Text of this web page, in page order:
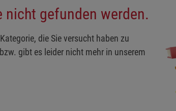
nicht gefunden werden.
die Sie versucht haben zu
gibt es leider nicht mehr in unserem